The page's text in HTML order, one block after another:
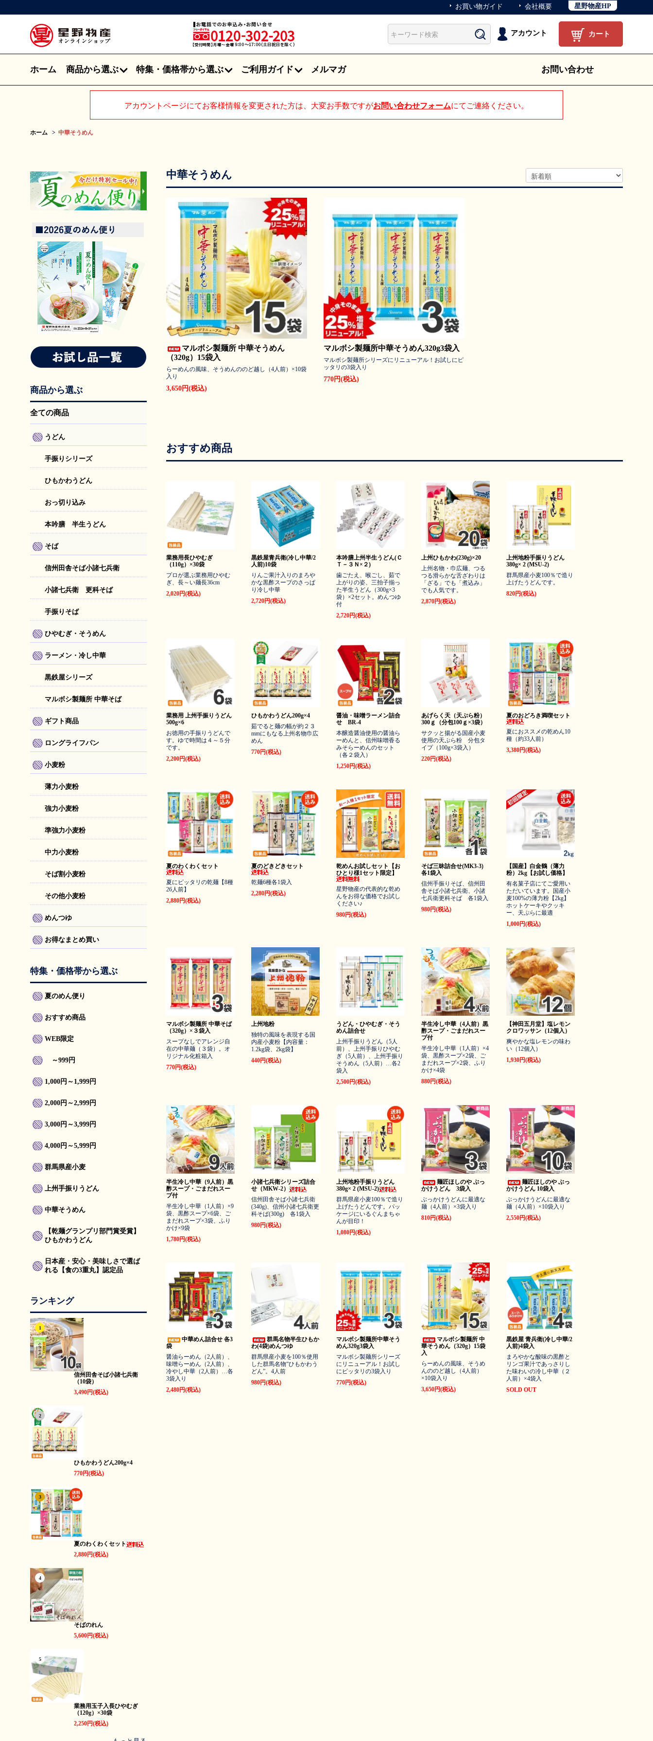
星野物産HP
会社概要
お買い物ガイド
アカウント カート
ホーム 商品から選ぶ 特集・価格帯から選ぶ ご利用ガイド メルマガ お問い合わせ
アカウントページにてお客様情報を変更された方は、大変お手数ですがお問い合わせフォームにてご連絡ください。
ホーム 中華そうめん
中華そうめん
マルボシ製麺所 中華そうめん
（320g）15袋入
らーめんの風味、そうめんののど越し（4人前）×10袋
入り
3,650円(税込)
マルボシ製麺所中華そうめん320g3袋入
マルボシ製麺所シリーズにリニューアル！お試しにピ
ッタリの3袋入り
770円(税込)
おすすめ商品
業務用長ひやむぎ
（110g）×30袋
プロが選ぶ業務用ひやむ
ぎ、長～い麺長36cm
2,020円(税込)
黒鉄屋青兵衛(冷し中華/2
人前)10袋
りんご果汁入りのまろや
かな黒酢スープのさっぱ
り冷し中華
2,720円(税込)
本吟膳上州半生うどん(Ｃ
Ｔ－３Ｎ×２)
歯ごたえ、喉ごし、茹で
上がりの姿、三拍子揃っ
た半生うどん（300g×3
袋）×2セット。めんつゆ
付
2,720円(税込)
上州ひもかわ(230g)×20
上州名物・巾広麺、つる
つる滑らかな舌ざわりは
「ざる」でも「煮込み」
でも人気です。
2,870円(税込)
上州地粉手振りうどん
380g× 2 (MSU-2)
群馬県産小麦100％で造り
上げたうどんです。
820円(税込)
業務用 上州手振りうどん
500g×6
お徳用の手振りうどんで
す。ゆで時間は４～５分
です。
2,200円(税込)
ひもかわうどん200g×4
茹でると麺の幅が約２３
mmにもなる上州名物巾広
めん
770円(税込)
醤油・味噌ラーメン詰合
せ BR-4
本醸造醤油使用の醤油ら
ーめんと、信州味噌香る
みそらーめんのセット
（各２袋入）
1,250円(税込)
あげらく天（天ぷら粉）
300ｇ（分包100ｇ×3袋）
サクッと揚がる国産小麦
使用の天ぷら粉 分包タ
イプ（100g×3袋入）
220円(税込)
夏のおどろき満喫セット
夏におススメの乾めん10
種（約33人前）
3,380円(税込)
夏のわくわくセット
夏にピッタリの乾麺【8種
26人前】
2,880円(税込)
夏のどきどきセット
乾麺6種各1袋入
2,280円(税込)
乾めんお試しセット【お
ひとり様1セット限定】
星野物産の代表的な乾め
んをお得な価格でお試し
ください♪
980円(税込)
そば三昧詰合せ(MK3-3)
各1袋入
信州手振りそば、信州田
舎そば小諸七兵衛、小諸
七兵衛更科そば 各1袋入
980円(税込)
【国産】白金鶴（薄力
粉）2kg【お試し価格】
有名菓子店にてご愛用い
ただいています。国産小
麦100%の薄力粉【2kg】
ホットケーキやクッキ
ー、天ぷらに最適
1,000円(税込)
マルボシ製麺所 中華そば
（320g）×３袋入
スープなしでアレンジ自
在の中華麺（３袋）。オ
リジナル化粧箱入
770円(税込)
上州地粉
独特の風味を表現する国
内産小麦粉【内容量：
1.2kg袋、2kg袋】
440円(税込)
うどん・ひやむぎ・そう
めん詰合せ
上州手振りうどん（5人
前）、上州手振りひやむ
ぎ（5人前）、上州手振り
そうめん（5人前）…各2
袋入
2,500円(税込)
半生冷し中華（4人前）黒
酢スープ・ごまだれスー
プ付
半生冷し中華（1人前）×4
袋、黒酢スープ×2袋、ご
まだれスープ×2袋、ふり
かけ×4袋
880円(税込)
【神田五月堂】塩レモン
クロワッサン（12個入）
爽やかな塩レモンの味わ
い（12個入）
1,930円(税込)
半生冷し中華（9人前）黒
酢スープ・ごまだれスー
プ付
半生冷し中華（1人前）×9
袋、黒酢スープ×6袋、ご
まだれスープ×3袋、ふり
かけ×9袋
1,780円(税込)
小諸七兵衛シリーズ詰合
せ（MKW-2）
信州田舎そば小諸七兵衛
(340g)、信州小諸七兵衛更
科そば(300g) 各1袋入
980円(税込)
上州地粉手振りうどん
380g× 2 (MSU-2)
群馬県産小麦100％で造り
上げたうどんです。パッ
ケージにいるぐんまちゃ
んが目印！
1,080円(税込)
麺匠ほしのや ぶっ
かけうどん 3袋入
ぶっかけうどんに最適な
麺（4人前）×3袋入り
810円(税込)
麺匠ほしのや ぶっ
かけうどん 10袋入
ぶっかけうどんに最適な
麺（4人前）×10袋入り
2,550円(税込)
中華めん詰合せ 各3
袋
醤油らーめん（2人前）、
味噌らーめん（2人前）、
冷やし中華（2人前）…各
3袋入り
2,480円(税込)
群馬名物半生ひもか
わ(4袋)めんつゆ
群馬県産小麦を100％使用
した群馬名物“ひもかわう
どん”。4人前
980円(税込)
マルボシ製麺所中華そう
めん320g3袋入
マルボシ製麺所シリーズ
にリニューアル！お試し
にピッタリの3袋入り
770円(税込)
マルボシ製麺所 中
華そうめん（320g）15袋
入
らーめんの風味、そうめ
んののど越し（4人前）
×10袋入り
3,650円(税込)
黒鉄屋 青兵衛(冷し中華/2
人前)4袋入
まろやかな酸味の黒酢と
リンゴ果汁であっさりし
た味わいの冷し中華（２
人前）×4袋入
SOLD OUT
商品から選ぶ
全ての商品
うどん
手振りシリーズ
ひもかわうどん
おっ切り込み
本吟膳 半生うどん
そば
信州田舎そば小諸七兵衛
小諸七兵衛 更科そば
手振りそば
ひやむぎ・そうめん
ラーメン・冷し中華
黒鉄屋シリーズ
マルボシ製麺所 中華そば
ギフト商品
ロングライフパン
小麦粉
薄力小麦粉
強力小麦粉
準強力小麦粉
中力小麦粉
そば割小麦粉
その他小麦粉
めんつゆ
お得なまとめ買い
特集・価格帯から選ぶ
夏のめん便り
おすすめ商品
WEB限定
～999円
1,000円～1,999円
2,000円～2,999円
3,000円～3,999円
4,000円～5,999円
群馬県産小麦
上州手振りうどん
中華そうめん
【乾麺グランプリ部門賞受賞】
ひもかわうどん
日本産・安心・美味しさで選ば
れる【食の3重丸】認定品
ランキング
1
信州田舎そば小諸七兵衛
（10袋）
3,490円(税込)
2
ひもかわうどん200g×4
770円(税込)
3
夏のわくわくセット
2,880円(税込)
4
そばのれん
5,600円(税込)
5
業務用玉子入長ひやむぎ
（120g）×30袋
2,250円(税込)